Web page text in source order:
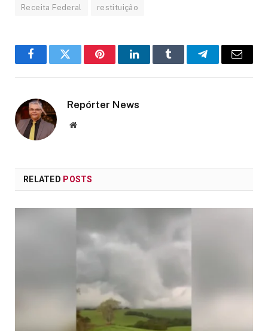
Receita Federal restituição
FacebookTwitter PinterestLinkedInTumblr TelegramEmail
Repórter News
Website
RELATED POSTS